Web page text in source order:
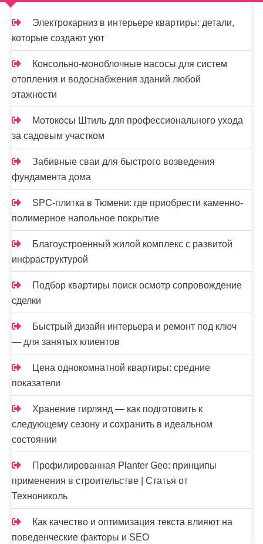
м
Электрокарниз в интерьере квартиры: детали,
которые создают уют
Консольно-моноблочные насосы для систем
отопления и водоснабжения зданий любой
этажности
Мотокосы Штиль для профессионального ухода
за садовым участком
Забивные сваи для быстрого возведения
фундамента дома
SPC-плитка в Тюмени: где приобрести каменно-
полимерное напольное покрытие
Благоустроенный жилой комплекс с развитой
инфраструктурой
Подбор квартиры поиск осмотр сопровождение
сделки
Быстрый дизайн интерьера и ремонт под ключ
— для занятых клиентов
Цена однокомнатной квартиры: средние
показатели
Хранение гирлянд — как подготовить к
следующему сезону и сохранить в идеальном
состоянии
Профилированная Planter Geo: принципы
применения в строительстве | Статья от
Технониколь
Как качество и оптимизация текста влияют на
поведенческие факторы и SEO